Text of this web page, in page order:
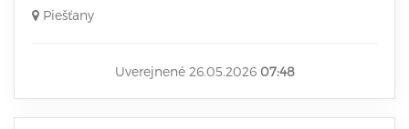
Piešťany
Uverejnené 26.05.2026 07:48